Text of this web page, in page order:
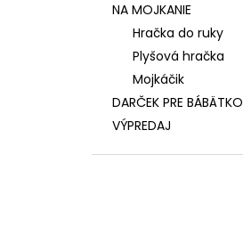
NA MOJKANIE
Hračka do ruky
Plyšová hračka
Mojkáčik
DARČEK PRE BÁBÄTKO
VÝPREDAJ